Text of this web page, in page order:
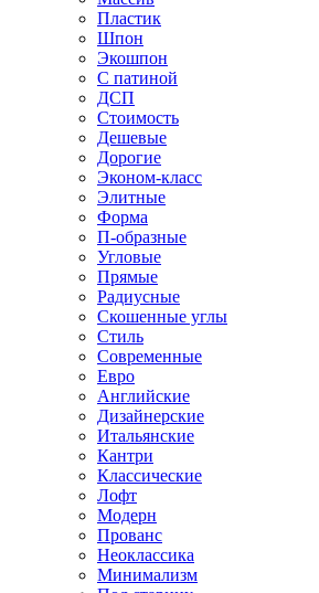
Пластик
Шпон
Экошпон
С патиной
ДСП
Стоимость
Дешевые
Дорогие
Эконом-класс
Элитные
Форма
П-образные
Угловые
Прямые
Радиусные
Скошенные углы
Стиль
Современные
Евро
Английские
Дизайнерские
Итальянские
Кантри
Классические
Лофт
Модерн
Прованс
Неоклассика
Минимализм